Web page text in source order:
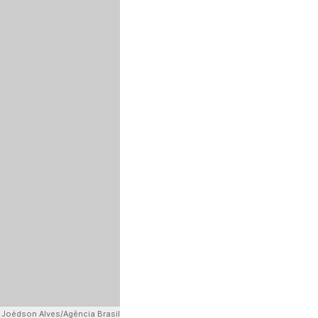
Alves/Agência Brasil